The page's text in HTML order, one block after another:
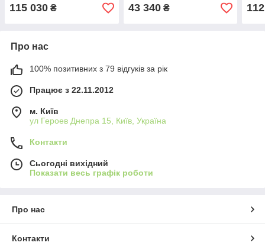
115 030 ₴ 43 340₴
Про нас
100% позитивних з 79 відгуків за рік
Працює з 22.11.2012
м. Київ
ул Героев Днепра 15, Київ, Україна
Контакти
Сьогодні вихідний
Показати весь графік роботи
Про нас
Контакти